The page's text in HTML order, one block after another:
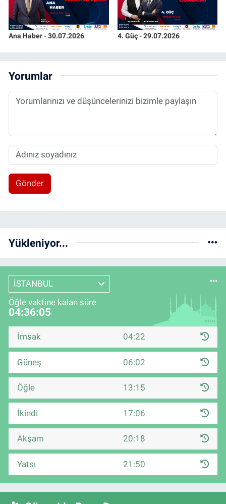
Ana Haber - 30.07.2026 4. Güç - 29.07.2026
Yorumlar
Gönder
Yükleniyor...
İSTANBUL
Öğle vaktine kalan süre
04:36:04
İmsak 04:22
Güneş 06:02
Öğle 13:15
İkindi 17:06
Akşam 20:18
Yatsı 21:50